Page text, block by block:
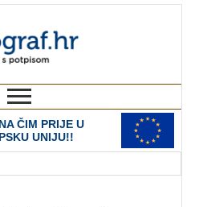
ČIM PRIJE U
UNIJU!!